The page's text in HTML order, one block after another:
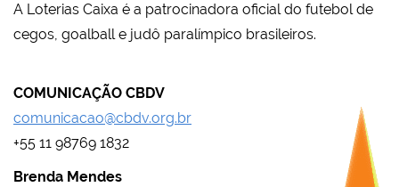
A Loterias Caixa é a patrocinadora oficial do futebol de
cegos, goalball e judô paralímpico brasileiros.
COMUNICAÇÃO CBDV
comunicacao@cbdv.org.br
+55 11 98769 1832
Brenda Mendes